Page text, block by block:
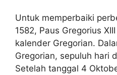
Untuk memperbaiki
1582, Paus Gregorius
kalender Gregorian.
Gregorian, sepuluh hari
Setelah tanggal 4